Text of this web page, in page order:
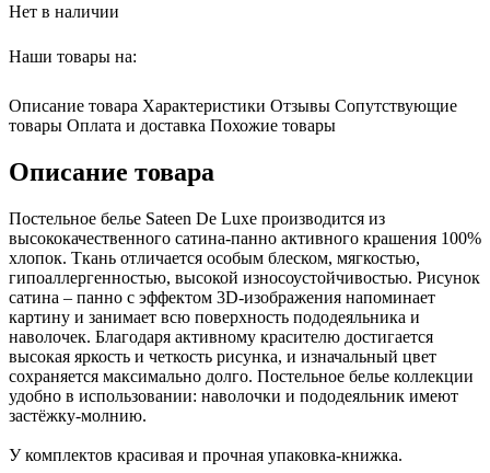
Нет в наличии
Наши товары на:
Описание товара Характеристики Отзывы Сопутствующие
товары Оплата и доставка Похожие товары
Описание товара
Постельное белье Sateen De Luxe производится из
высококачественного сатина-панно активного крашения 100%
хлопок. Ткань отличается особым блеском, мягкостью,
гипоаллергенностью, высокой износоустойчивостью. Рисунок
сатина – панно с эффектом 3D-изображения напоминает
картину и занимает всю поверхность пододеяльника и
наволочек. Благодаря активному красителю достигается
высокая яркость и четкость рисунка, и изначальный цвет
сохраняется максимально долго. Постельное белье коллекции
удобно в использовании: наволочки и пододеяльник имеют
застёжку-молнию.
У комплектов красивая и прочная упаковка-книжка.